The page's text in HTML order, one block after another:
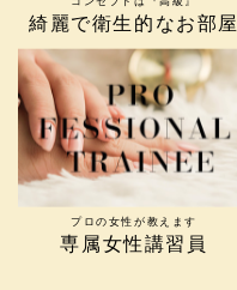
綺麗で衛生的なお部屋
プロの女性が教えます
専属女性講習員